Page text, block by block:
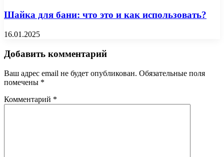
Шайка для бани: что это и как использовать?
16.01.2025
Добавить комментарий
Ваш адрес email не будет опубликован. Обязательные поля
помечены *
Комментарий *